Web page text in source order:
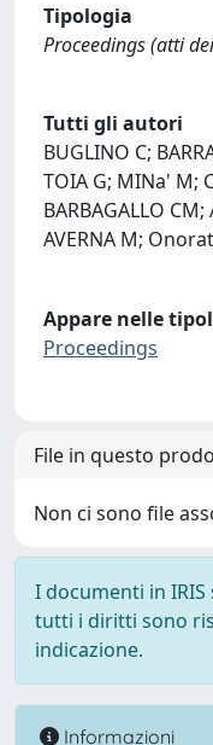
Tipologia
Proceedings (atti
Tutti gli autori
BUGLINO C;
TOIA G; MINa' M;
BARBAGALLO CM;
AVERNA M;
Appare nelle
Proceedings
File in questo
Non ci sono file
I documenti in
tutti i diritti sono
indicazione.
Informazioni